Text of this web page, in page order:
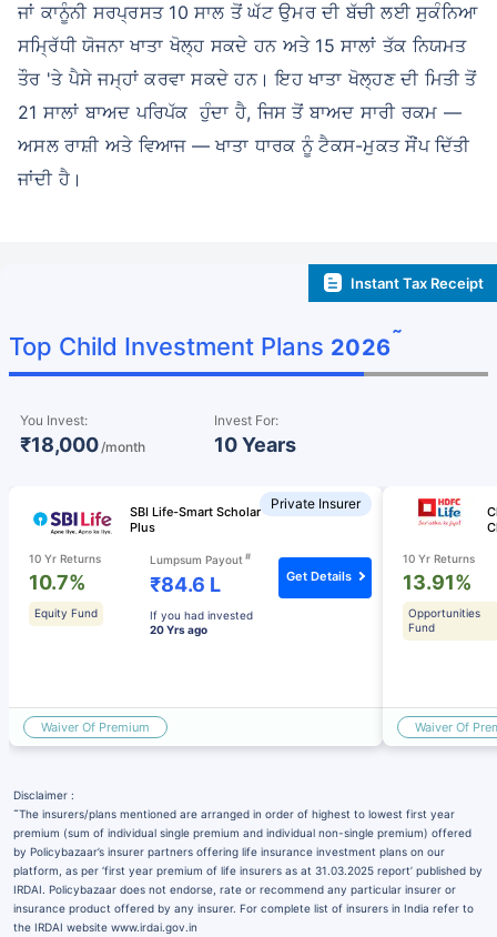
ਜਾਂ ਕਾਨੂੰਨੀ ਸਰਪ੍ਰਸਤ 10 ਸਾਲ ਤੋਂ ਘੱਟ ਉਮਰ ਦੀ ਬੱਚੀ ਲਈ ਸੁਕੰਨਿਆ
ਸਮ੍ਰਿੱਧੀ ਯੋਜਨਾ ਖਾਤਾ ਖੋਲ੍ਹ ਸਕਦੇ ਹਨ ਅਤੇ 15 ਸਾਲਾਂ ਤੱਕ ਨਿਯਮਤ
ਤੌਰ 'ਤੇ ਪੈਸੇ ਜਮ੍ਹਾਂ ਕਰਵਾ ਸਕਦੇ ਹਨ। ਇਹ ਖਾਤਾ ਖੋਲ੍ਹਣ ਦੀ ਮਿਤੀ ਤੋਂ
21 ਸਾਲਾਂ ਬਾਅਦ ਪਰਿਪੱਕ ਹੁੰਦਾ ਹੈ, ਜਿਸ ਤੋਂ ਬਾਅਦ ਸਾਰੀ ਰਕਮ —
ਅਸਲ ਰਾਸ਼ੀ ਅਤੇ ਵਿਆਜ — ਖਾਤਾ ਧਾਰਕ ਨੂੰ ਟੈਕਸ-ਮੁਕਤ ਸੌਂਪ ਦਿੱਤੀ
ਜਾਂਦੀ ਹੈ।
Instant Tax Receipt
Top Child Investment Plans 2026˜
You Invest:
₹18,000 /month
Invest For:
10 Years
Private Insurer
Waiver Of Premium
SBI Life-Smart Scholar
Plus
10 Yr Returns
10.7%
Equity Fund
Lumpsum Payout #
₹84.6 L
If you had invested
20 Yrs ago
Get Details
Waiver Of
10 Yr Returns
13.91%
Opportunities
Fund
Disclaimer :
˜The insurers/plans mentioned are arranged in order of highest to lowest first year
premium (sum of individual single premium and individual non-single premium) offered
by Policybazaar’s insurer partners offering life insurance investment plans on our
platform, as per ‘first year premium of life insurers as at 31.03.2025 report’ published by
IRDAI. Policybazaar does not endorse, rate or recommend any particular insurer or
insurance product offered by any insurer. For complete list of insurers in India refer to
the IRDAI website www.irdai.gov.in